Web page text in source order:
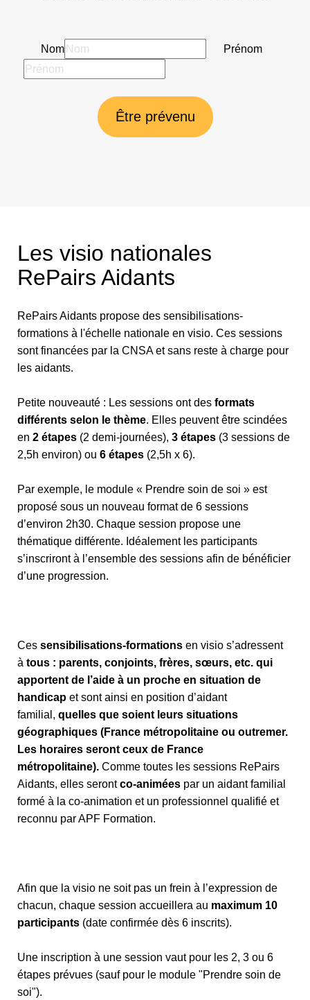
Nom Prénom
Être prévenu
Les visio nationales
RePairs Aidants
RePairs Aidants propose des sensibilisations-
formations à l'échelle nationale en visio. Ces sessions
sont financées par la CNSA et sans reste à charge pour
les aidants.
Petite nouveauté : Les sessions ont des formats
différents selon le thème. Elles peuvent être scindées
en 2 étapes (2 demi-journées), 3 étapes (3 sessions de
2,5h environ) ou 6 étapes (2,5h x 6).
Par exemple, le module « Prendre soin de soi » est
proposé sous un nouveau format de 6 sessions
d’environ 2h30. Chaque session propose une
thématique différente. Idéalement les participants
s’inscriront à l’ensemble des sessions afin de bénéficier
d’une progression.
Ces sensibilisations-formations en visio s’adressent
à tous : parents, conjoints, frères, sœurs, etc. qui
apportent de l’aide à un proche en situation de
handicap et sont ainsi en position d’aidant
familial, quelles que soient leurs situations
géographiques (France métropolitaine ou outremer.
Les horaires seront ceux de France
métropolitaine). Comme toutes les sessions RePairs
Aidants, elles serontco-animées par un aidant familial
formé à la co-animation et un professionnel qualifié et
reconnu par APF Formation.
Afin que la visio ne soit pas un frein à l’expression de
chacun, chaque session accueillera au maximum 10
participants (date confirmée dès 6 inscrits).
Une inscription à une session vaut pour les 2, 3 ou 6
étapes prévues (sauf pour le module "Prendre soin de
soi").